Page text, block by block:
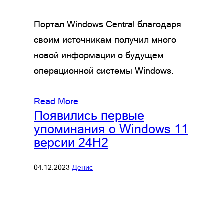
Портал Windows Central благодаря
своим источникам получил много
новой информации о будущем
операционной системы Windows.
Read More
Появились первые
упоминания о Windows 11
версии 24H2
04.12.2023·Денис